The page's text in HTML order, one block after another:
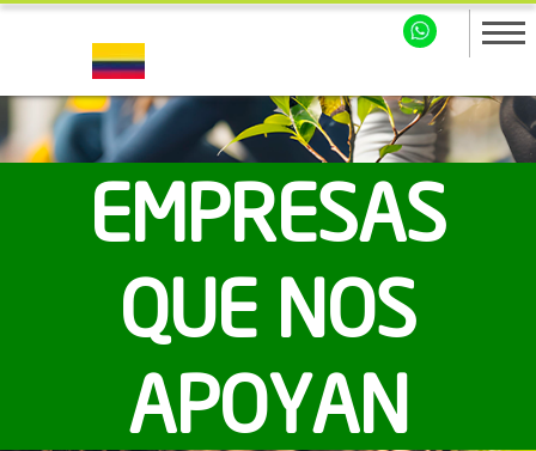
EMPRESAS
QUE NOS
APOYAN